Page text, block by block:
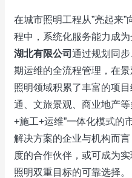
在城市照明工程从”亮起来”
程中，系统化服务能力成为
湖北有限公司 通过规划同
期运维的全流程管理，在
照明领域积累了丰富的项
通、文旅景观、商业地产
+施工+运维”一体化模式的
解决方案的企业与机构而
度的合作伙伴，或可成为
照明双重目标的可靠选择。